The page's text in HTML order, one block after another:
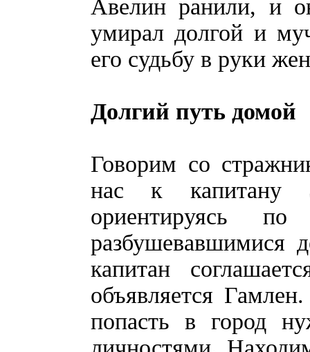
Авелин ранили, и
умирал долгой и
его судьбу в руки
Долгий путь домой
Говорим со
нас к капитану
ориентируясь
разбушевавшимися
капитан
объявляется
попасть в город